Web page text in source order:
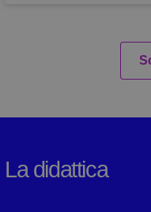
La didattica